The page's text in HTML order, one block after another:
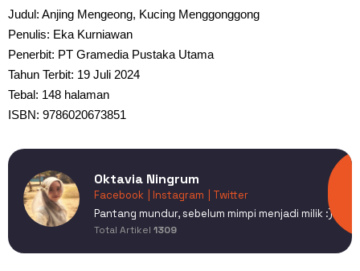
Judul: Anjing Mengeong, Kucing Menggonggong
Penulis: Eka Kurniawan
Penerbit: PT Gramedia Pustaka Utama
Tahun Terbit: 19 Juli 2024
Tebal: 148 halaman
ISBN: 9786020673851
Oktavia Ningrum
Facebook | Instagram
| Twitter
Pantang mundur, sebelum mimpi menjadi milik :)
Total Artikel 1309